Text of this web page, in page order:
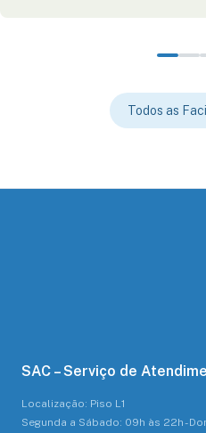
Todos as
SAC – Serviço de
Localização: Piso L1
Segunda a Sábado: 09h às 22h -